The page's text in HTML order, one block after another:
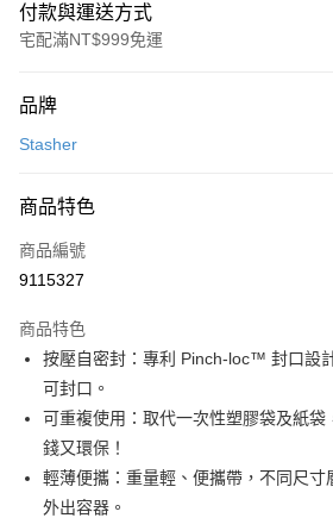
付款與運送方式
宅配滿NT$999免運
信用卡一次付款
3 期 0 利率 每期
合作金庫商業銀行
上海商業儲蓄銀行
臺灣中小企業銀行
匯豐（台灣）商業銀行
華泰
聯邦商業銀行
元大商業銀行
永豐
玉山商業銀行
台灣樂天信用卡公司
合作金庫商業銀行
上海商業儲蓄銀行
國泰世華商業銀行
兆豐
匯豐（台灣）商業銀行
聯邦商業銀行
遠東
元大商業銀行
玉山商業銀行
星展
台新國際商業銀行
即享券
LINE Pay
Apple Pay
街口支付
Google Pay
大哥付你分期
品牌
Stasher
商品特色
商品編號
9115327
商品特色
按壓自密封：專利 Pinch-loc™ 封口設
可封口。
可重複使用：取代一次性塑膠袋及紙袋
錢又環保！
輕薄便攜：重量輕、便攜帶，不同尺寸
外出容器。